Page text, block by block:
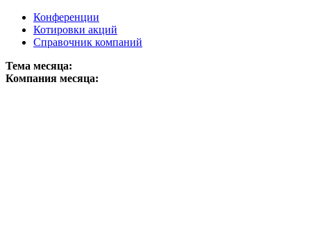
Конференции
Котировки акций
Справочник компаний
Тема месяца:
Компания месяца: